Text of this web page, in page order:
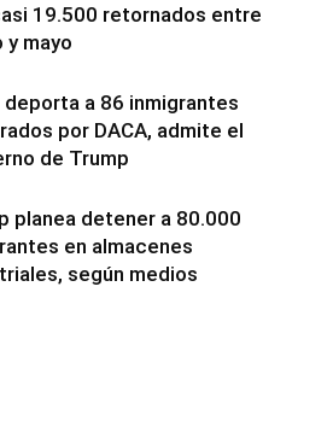
19.500 retornados entre
y mayo
deporta a 86 inmigrantes
por DACA, admite el
de Trump
planea detener a 80.000
en almacenes
según medios